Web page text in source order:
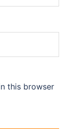
this browser